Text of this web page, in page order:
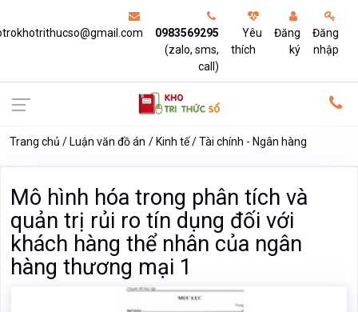
0983569295
(zalo, sms,
call)
Yêu
thích
Đăng
ký
Đăng
nhập
Trang chủ Luận văn đồ án Kinh tế Tài chính - Ngân hàng
Mô hình hóa trong phân tích và
quản trị rủi ro tín dụng đối với
khách hàng thể nhân của ngân
hàng thương mại 1